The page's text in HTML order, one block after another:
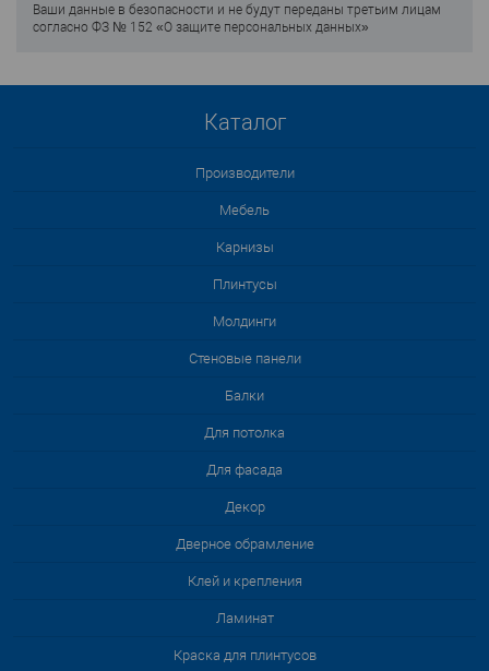
Ваши данные в безопасности и не будут переданы третьим лицам
согласно ФЗ № 152 «О защите персональных данных»
Каталог
Производители
Мебель
Карнизы
Плинтусы
Молдинги
Стеновые панели
Балки
Для потолка
Для фасада
Декор
Дверное обрамление
Клей и крепления
Ламинат
Краска для плинтусов